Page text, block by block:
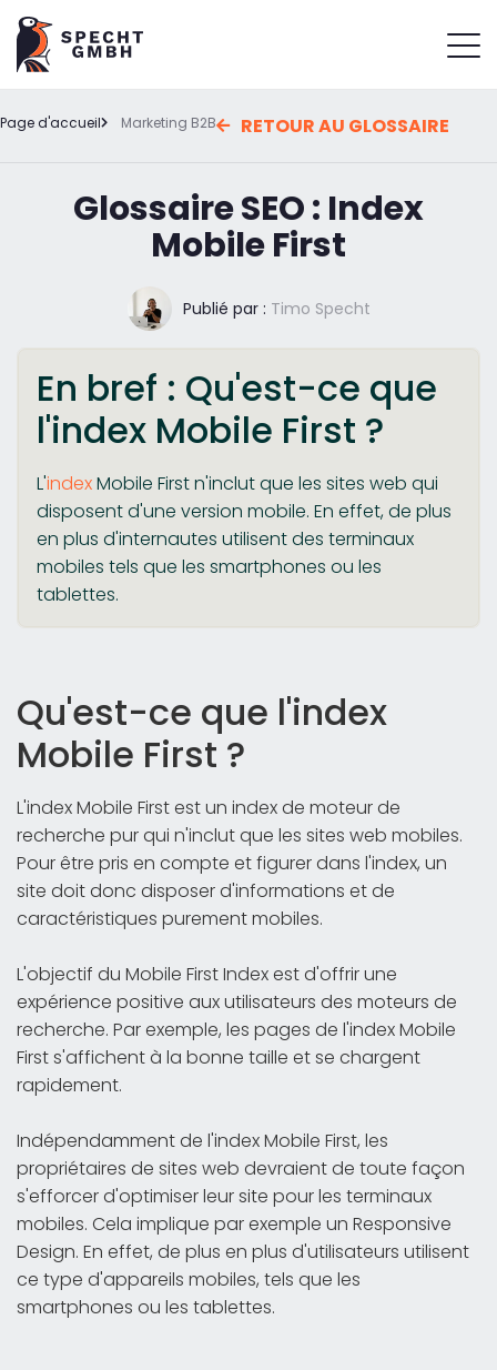
Page d'accueil Marketing B2B RETOUR AU GLOSSAIRE
Glossaire SEO : Index
Mobile First
Publié par : Timo Specht
En bref : Qu'est-ce que
l'index Mobile First ?
L'indexMobile First n'inclut que les sites web qui
disposent d'une version mobile. En effet, de plus
en plus d'internautes utilisent des terminaux
mobiles tels que les smartphones ou les
tablettes.
Qu'est-ce que l'index
Mobile First ?
L'index Mobile First est un index de moteur de
recherche pur qui n'inclut que les sites web mobiles.
Pour être pris en compte et figurer dans l'index, un
site doit donc disposer d'informations et de
caractéristiques purement mobiles.
L'objectif du Mobile First Index est d'offrir une
expérience positive aux utilisateurs des moteurs de
recherche. Par exemple, les pages de l'index Mobile
First s'affichent à la bonne taille et se chargent
rapidement.
Indépendamment de l'index Mobile First, les
propriétaires de sites web devraient de toute façon
s'efforcer d'optimiser leur site pour les terminaux
mobiles. Cela implique par exemple un Responsive
Design. En effet, de plus en plus d'utilisateurs utilisent
ce type d'appareils mobiles, tels que les
smartphones ou les tablettes.